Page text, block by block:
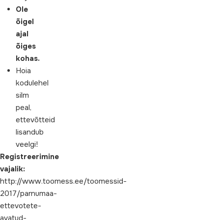
Ole
õigel
ajal
õiges
kohas.
Hoia
kodulehel
silm
peal,
ettevõtteid
lisandub
veelgi!
Registreerimine
vajalik:
http://www.toomess.ee/toomessid-
2017/parnumaa-
ettevotete-
avatud-